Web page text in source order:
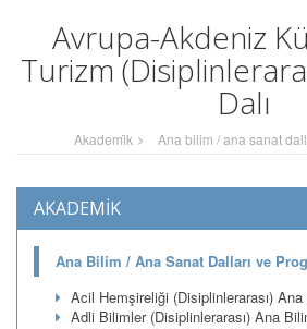
Avrupa-Akdeniz
Turizm
Dalı
Akademi̇k Ana bilim / ana sanat
AKADEMİK
Ana Bilim / Ana Sanat Dalları ve
Acil Hemşireliği (Disiplinlerarası) Ana
Adli Bilimler (Disiplinlerarası) Ana